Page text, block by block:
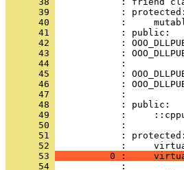
      39
      40
      41
      42
      43
      44
      45
      46
      47
      48
      49
      50
      51
            : protected:
      52
      53
0 :
      54